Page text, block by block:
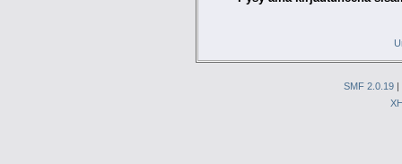
SMF 2.0.19 |